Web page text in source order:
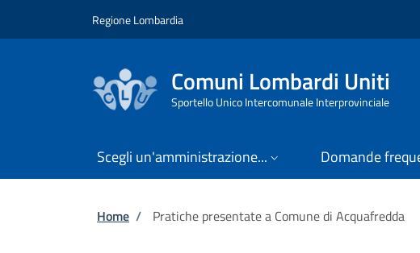
Regione Lombardia
Comuni Lombardi Uniti
Sportello Unico Intercomunale Interprovinciale
Scegli un'amministrazione... Domande
Briciole di pane
Home / Pratiche presentate a Comune di Acquafredda